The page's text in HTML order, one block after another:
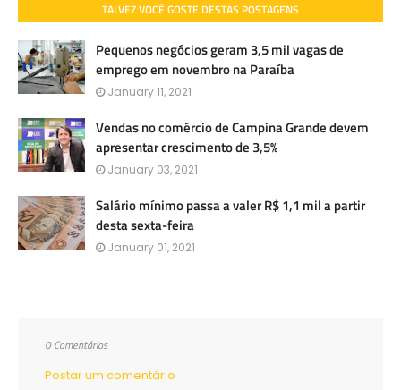
TALVEZ VOCÊ GOSTE DESTAS POSTAGENS
Pequenos negócios geram 3,5 mil vagas de
emprego em novembro na Paraíba
January 11, 2021
Vendas no comércio de Campina Grande devem
apresentar crescimento de 3,5%
January 03, 2021
Salário mínimo passa a valer R$ 1,1 mil a partir
desta sexta-feira
January 01, 2021
0 Comentários
Postar um comentário